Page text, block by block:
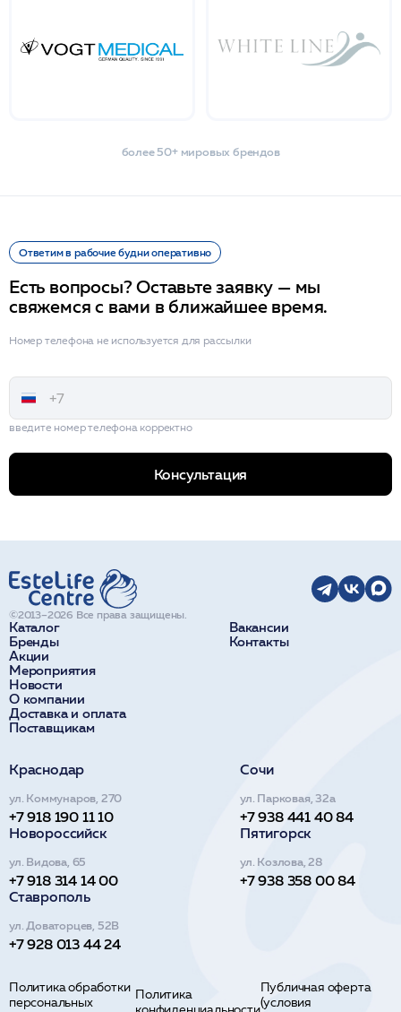
более 50+ мировых брендов
Ответим в рабочие будни оперативно
Есть вопросы? Оставьте заявку — мы
свяжемся с вами в ближайшее время.
Номер телефона не используется для рассылки
введите номер телефона корректно
Консультация
Каталог
Бренды
Акции
Мероприятия
Новости
О компании
Доставка и оплата
Поставщикам
Вакансии
Контакты
©2013–2026 Все права защищены.
Краснодар
ул. Коммунаров, 270
+7 918 190 11 10
Сочи
ул. Парковая, 32а
+7 938 441 40 84
Новороссийск
ул. Видова, 65
+7 918 314 14 00
Пятигорск
ул. Козлова, 28
+7 938 358 00 84
Ставрополь
ул. Доваторцев, 52В
+7 928 013 44 24
Политика обработки
персональных
Политика
Публичная оферта
(условия